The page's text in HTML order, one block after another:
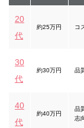
20
代
約25万円 コ
30
代
約30万円 品
40
代
約40万円
品
志